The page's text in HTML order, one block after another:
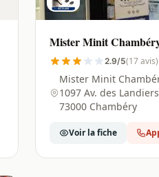
Mister Minit
73000
2.9/5(17 avis)
Mister Minit
1097 Av. des
73000 Chambéry
Voir la fiche